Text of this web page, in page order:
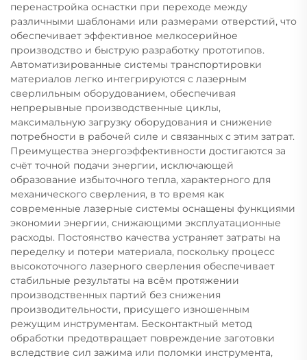
перенастройка оснастки при переходе между
различными шаблонами или размерами отверстий, что
обеспечивает эффективное мелкосерийное
производство и быструю разработку прототипов.
Автоматизированные системы транспортировки
материалов легко интегрируются с лазерным
сверлильным оборудованием, обеспечивая
непрерывные производственные циклы,
максимальную загрузку оборудования и снижение
потребности в рабочей силе и связанных с этим затрат.
Преимущества энергоэффективности достигаются за
счёт точной подачи энергии, исключающей
образование избыточного тепла, характерного для
механического сверления, в то время как
современные лазерные системы оснащены функциями
экономии энергии, снижающими эксплуатационные
расходы. Постоянство качества устраняет затраты на
переделку и потери материала, поскольку процесс
высокоточного лазерного сверления обеспечивает
стабильные результаты на всём протяжении
производственных партий без снижения
производительности, присущего изношенным
режущим инструментам. Бесконтактный метод
обработки предотвращает повреждение заготовки
вследствие сил зажима или поломки инструмента,